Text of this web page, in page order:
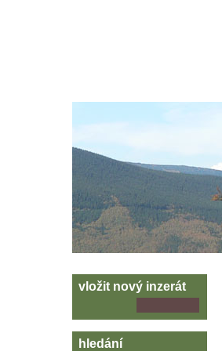
vložit nový inzerát
hledání
Skoč